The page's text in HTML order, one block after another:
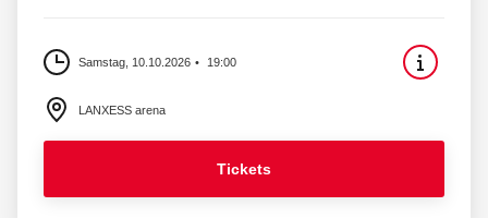
Samstag, 10.10.2026 19:00
LANXESS arena
Tickets